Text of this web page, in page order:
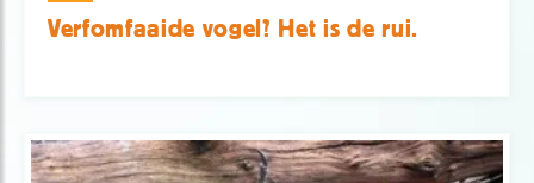
Verfomfaaide vogel? Het is de rui.